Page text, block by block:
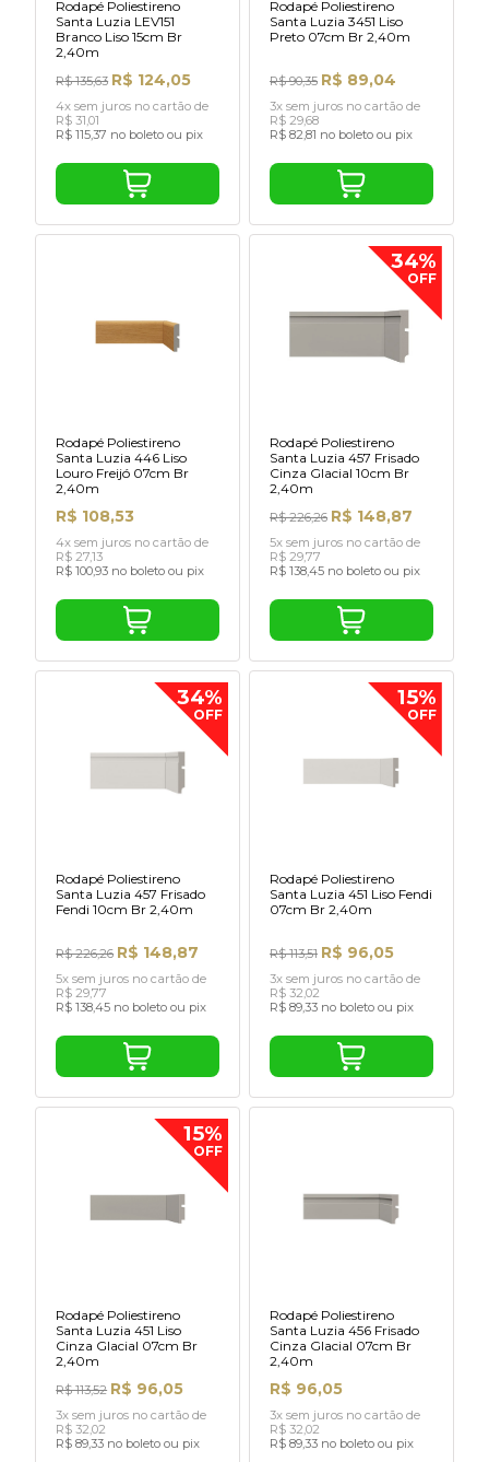
Rodapé Poliestireno
Santa Luzia LEV151
Branco Liso 15cm Br
2,40m
R$ 135,63 R$ 124,05
4x sem juros no cartão de
R$ 31,01
R$ 115,37 no boleto ou pix
Rodapé Poliestireno
Santa Luzia 3451 Liso
Preto 07cm Br 2,40m
R$ 90,35 R$ 89,04
3x sem juros no cartão de
R$ 29,68
R$ 82,81 no boleto ou pix
Rodapé Poliestireno
Santa Luzia 446 Liso
Louro Freijó 07cm Br
2,40m
R$ 108,53
4x sem juros no cartão de
R$ 27,13
R$ 100,93 no boleto ou pix
34%
OFF
Rodapé Poliestireno
Santa Luzia 457 Frisado
Cinza Glacial 10cm Br
2,40m
R$ 226,26 R$ 148,87
5x sem juros no cartão de
R$ 29,77
R$ 138,45 no boleto ou pix
34%
OFF
Rodapé Poliestireno
Santa Luzia 457 Frisado
Fendi 10cm Br 2,40m
R$ 226,26 R$ 148,87
5x sem juros no cartão de
R$ 29,77
R$ 138,45 no boleto ou pix
15%
OFF
Rodapé Poliestireno
Santa Luzia 451 Liso Fendi
07cm Br 2,40m
R$ 113,51 R$ 96,05
3x sem juros no cartão de
R$ 32,02
R$ 89,33 no boleto ou pix
15%
OFF
Rodapé Poliestireno
Santa Luzia 451 Liso
Cinza Glacial 07cm Br
2,40m
R$ 113,52 R$ 96,05
3x sem juros no cartão de
R$ 32,02
R$ 89,33 no boleto ou pix
Rodapé Poliestireno
Santa Luzia 456 Frisado
Cinza Glacial 07cm Br
2,40m
R$ 96,05
3x sem juros no cartão de
R$ 32,02
R$ 89,33 no boleto ou pix